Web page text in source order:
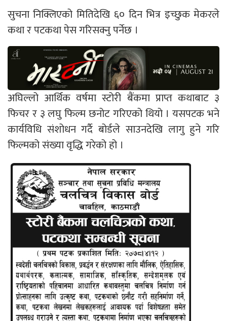
सुचना निक्लिएको मितिदेखि ६० दिन भित्र इच्छुक मेकरले
कथा र पटकथा पेस गरिसक्नु पर्नेछ ।
अघिल्लो आर्थिक वर्षमा स्टोरी बैंकमा प्राप्त कथाबाट ३
फिचर र ३ लघु फिल्म छनोट गरिएको थियो । यसपटक भने
कार्यविधि संशोधन गर्दै बोर्डले साउनदेखि लागु हुने गरि
फिल्मको संख्या वृद्धि गरेको हो ।